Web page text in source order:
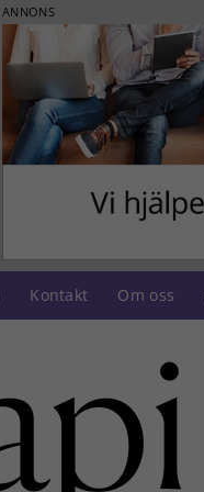
ANNONS
Kontakt Om oss